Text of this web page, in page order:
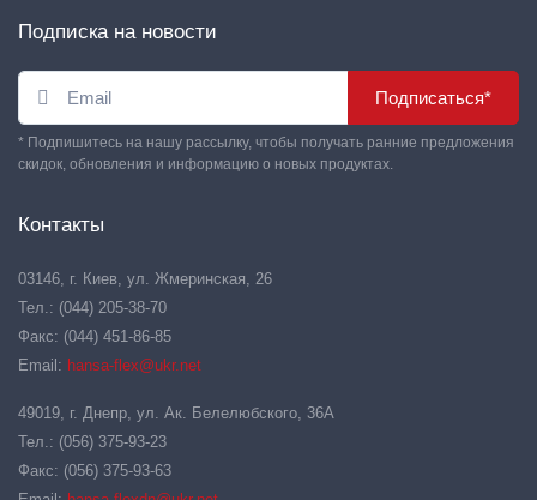
Подписка на новости
Подписаться*
* Подпишитесь на нашу рассылку, чтобы получать ранние предложения
скидок, обновления и информацию о новых продуктах.
Контакты
03146, г. Киев, ул. Жмеринская, 26
Тел.: (044) 205-38-70
Факс: (044) 451-86-85
Email: hansa-flex@ukr.net
49019, г. Днепр, ул. Ак. Белелюбского, 36А
Тел.: (056) 375-93-23
Факс: (056) 375-93-63